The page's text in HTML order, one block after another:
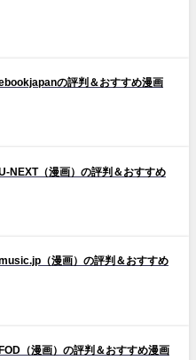
の評判＆おすすめ漫画
NEXT（漫画）の評判＆おすすめ
（漫画）の評判＆おすすめ
（漫画）の評判＆おすすめ漫画